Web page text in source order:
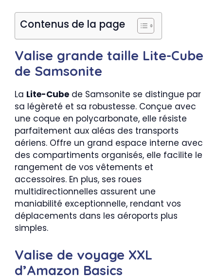
Contenus de la page
Valise grande taille Lite-Cube
de Samsonite
La Lite-Cube de Samsonite se distingue par
sa légèreté et sa robustesse. Conçue avec
une coque en polycarbonate, elle résiste
parfaitement aux aléas des transports
aériens. Offre un grand espace interne avec
des compartiments organisés, elle facilite le
rangement de vos vêtements et
accessoires. En plus, ses roues
multidirectionnelles assurent une
maniabilité exceptionnelle, rendant vos
déplacements dans les aéroports plus
simples.
Valise de voyage XXL
d’Amazon Basics